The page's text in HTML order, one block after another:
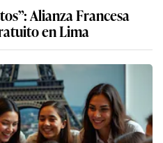
Alianza Francesa
en Lima